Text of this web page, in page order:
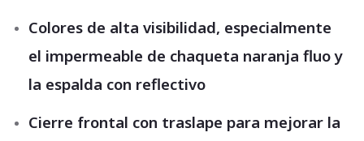
Colores de alta visibilidad, especialmente
el impermeable de chaqueta naranja fluo y
la espalda con reflectivo
Cierre frontal con traslape para mejorar la